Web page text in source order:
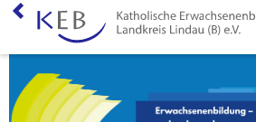
Veranstaltungen
Über uns